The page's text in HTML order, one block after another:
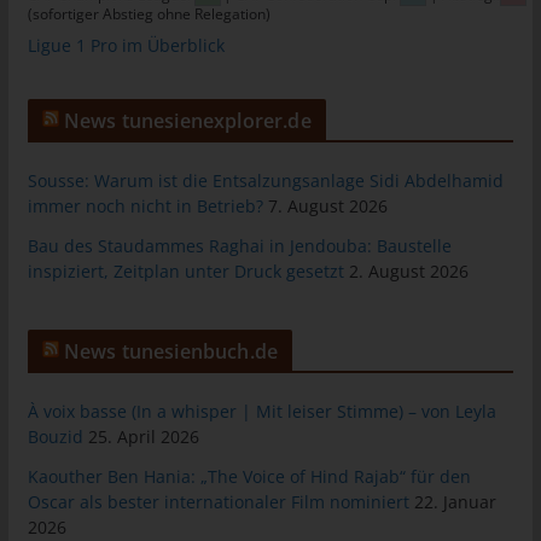
(sofortiger Abstieg ohne Relegation)
Ligue 1 Pro im Überblick
News tunesienexplorer.de
Sousse: Warum ist die Entsalzungsanlage Sidi Abdelhamid
immer noch nicht in Betrieb? 7. August 2026
Bau des Staudammes Raghai in Jendouba: Baustelle
inspiziert, Zeitplan unter Druck gesetzt 2. August 2026
News tunesienbuch.de
À voix basse (In a whisper | Mit leiser Stimme) – von Leyla
Bouzid 25. April 2026
Kaouther Ben Hania: „The Voice of Hind Rajab“ für den
Oscar als bester internationaler Film nominiert 22. Januar
2026
tunesienfussball.de
Uwe Wassenberg
Rue 2 Mars
4022 Akouda - Tunesien
Telefon: +216 216 16 616
E-Mail:
Cookies
Textdateien, welche über einen Internetbrowser auf einem
Computersystem abgelegt und gespeichert werden.
Zahlreiche Internetseiten und Server verwenden Cookies. Viele
Cookies enthalten eine sogenannte Cookie-ID. Eine Cookie-ID
Zeichenfolge, durch welche Internetseiten und Server dem
konkreten Internetbrowser zugeordnet werden können, in dem